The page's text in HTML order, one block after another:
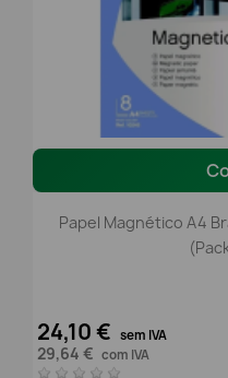
Papel Magnético A4
24,10 € sem IVA
29,64 € com IVA